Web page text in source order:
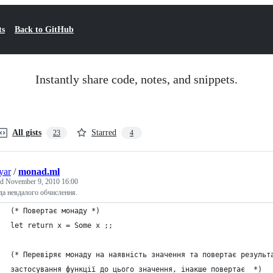
Back to GitHub
Instantly share code, notes, and snippets.
All gists 23 Starred 4
/monad.ml
November 9, 2010 16:00
невдалого обчислення.
(* Повертає монаду *)
let return x = Some x ;;
(* Перевіряє монаду на наявність значення та повертає
застосування функції до цього значення, інакше повертає  *)